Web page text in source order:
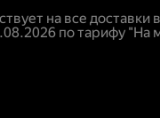
на все
по тарифу "На